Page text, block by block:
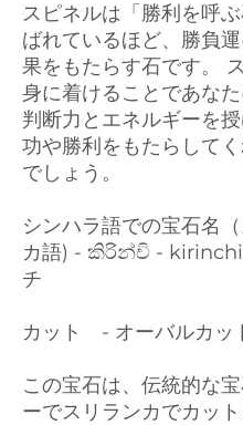
スピネルは「勝利を呼
ばれているほど、勝負
果をもたらす石です。
身に着けることであな
判断力とエネルギーを
功や勝利をもたらして
でしょう。
シンハラ語での宝石名
カ語) - කිරින්චි - kirinchi
チ
カット - オーバルカッ
この宝石は、伝統的な
ーでスリランカでカッ